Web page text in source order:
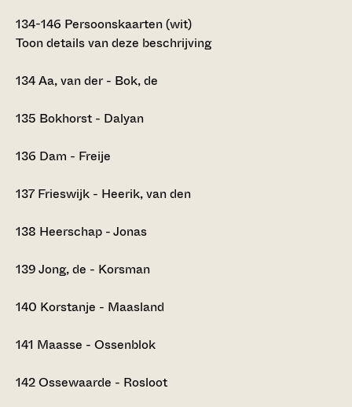
134-146 Persoonskaarten (wit)
Toon details van deze beschrijving
134Aa, van der - Bok, de
135 Bokhorst - Dalyan
136 Dam - Freije
137 Frieswijk - Heerik, van den
138 Heerschap - Jonas
139Jong, de - Korsman
140 Korstanje - Maasland
141 Maasse - Ossenblok
142Ossewaarde - Rosloot